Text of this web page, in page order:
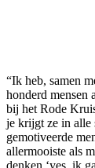
“Ik heb, samen
honderd mensen
bij het Rode
je krijgt ze in alle
gemotiveerde
allermooiste als
denken ‘yes, ik